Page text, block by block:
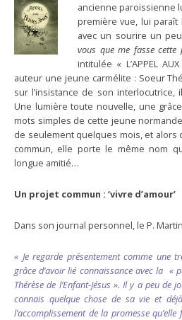
ancienne paroissienne
première vue, lui paraît
avec un sourire un
vous que me fasse cette
intitulée « L’APPEL
auteur une jeune carmélite : Soeur
sur l’insistance de son interlocutrice,
Une lumière toute nouvelle, une
mots simples de cette jeune
de seulement quelques mois, et alors
commun, elle porte le même nom
longue amitié…
Un projet commun : ‘vivre
Dans son journal personnel, le P.
« Je regarde présentement comme une
grâce d’avoir lié connaissance avec la «
Thérèse de l’Enfant-Jésus ». Il y a peu de
connais quelque chose de sa vie et
l’accomplissement de la promesse qu’elle